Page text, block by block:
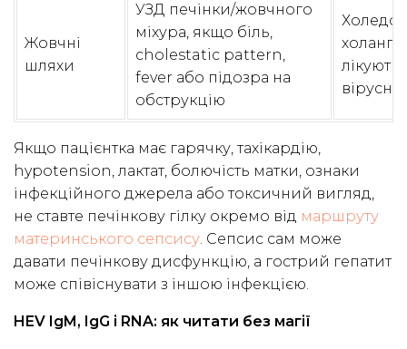
Жовчні
шляхи
УЗД печінки/жовчного
міхура, якщо біль,
cholestatic pattern,
fever або підозра на
обструкцію
Якщо пацієнтка має гарячку, тахікардію,
hypotension, лактат, болючість матки, ознаки
інфекційного джерела або токсичний вигляд,
не ставте печінкову гілку окремо від маршруту
материнського сепсису. Сепсис сам може
давати печінкову дисфункцію, а гострий гепатит
може співіснувати з іншою інфекцією.
HEV IgM, IgG і RNA: як читати без магії